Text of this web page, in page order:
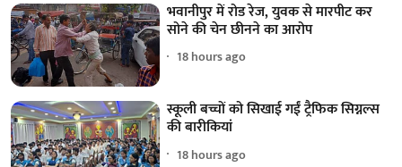
भवानीपुर में रोड रेज, युवक से मारपीट कर
सोने की चेन छीनने का आरोप
18 hours ago
स्कूली बच्चों को सिखाई गईं ट्रैफिक सिग्नल्स
की बारीकियां
18 hours ago